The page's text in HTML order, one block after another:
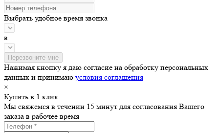
Выбрать удобное время звонка
в
Нажимая кнопку я даю согласие на обработку персональных
данных и принимаю условия соглашения
×
Купить в 1 клик
Мы свяжемся в течении 15 минут для согласования Вашего
заказа в рабочее время